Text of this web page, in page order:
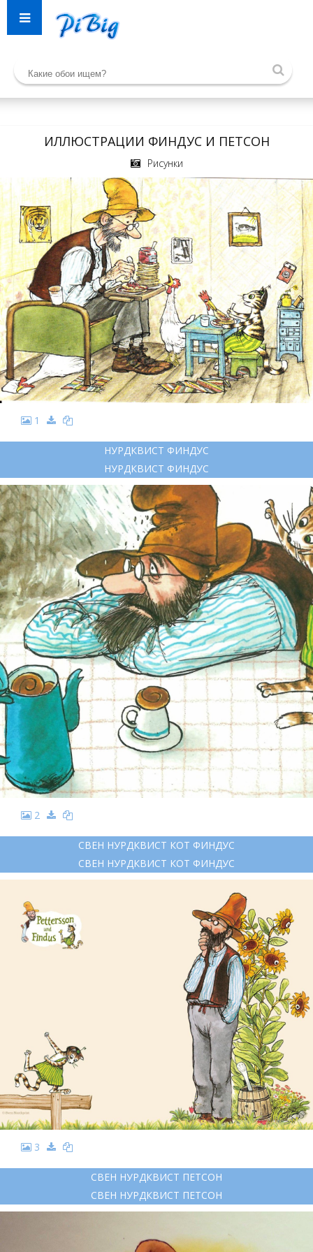
ИЛЛЮСТРАЦИИ ФИНДУС И ПЕТСОН
Рисунки
1
НУРДКВИСТ ФИНДУС
НУРДКВИСТ ФИНДУС
2
СВЕН НУРДКВИСТ КОТ ФИНДУС
СВЕН НУРДКВИСТ КОТ ФИНДУС
3
СВЕН НУРДКВИСТ ПЕТСОН
СВЕН НУРДКВИСТ ПЕТСОН